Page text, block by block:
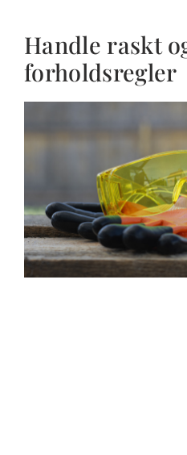
Handle raskt
forholdsregler